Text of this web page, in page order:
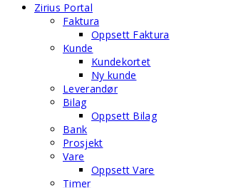
Zirius Portal
Faktura
Oppsett Faktura
Kunde
Kundekortet
Ny kunde
Leverandør
Bilag
Oppsett Bilag
Bank
Prosjekt
Vare
Oppsett Vare
Timer